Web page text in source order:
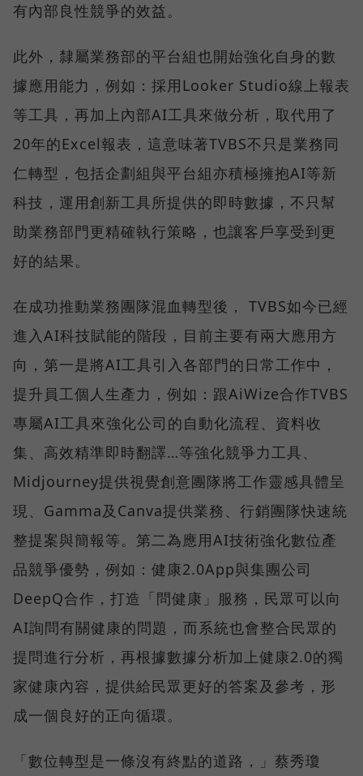
有內部良性競爭的效益。
此外，隸屬業務部的平台組也開始強化自身的數
據應用能力，例如：採用Looker Studio線上報表
等工具，再加上內部AI工具來做分析，取代用了
20年的Excel報表，這意味著TVBS不只是業務同
仁轉型，包括企劃組與平台組亦積極擁抱AI等新
科技，運用創新工具所提供的即時數據，不只幫
助業務部門更精確執行策略，也讓客戶享受到更
好的結果。
在成功推動業務團隊混血轉型後， TVBS如今已經
進入AI科技賦能的階段，目前主要有兩大應用方
向，第一是將AI工具引入各部門的日常工作中，
提升員工個人生產力，例如：跟AiWize合作TVBS
專屬AI工具來強化公司的自動化流程、資料收
集、高效精準即時翻譯…等強化競爭力工具、
Midjourney提供視覺創意團隊將工作靈感具體呈
現、Gamma及Canva提供業務、行銷團隊快速統
整提案與簡報等。第二為應用AI技術強化數位產
品競爭優勢，例如：健康2.0App與集團公司
DeepQ合作，打造「問健康」服務，民眾可以向
AI詢問有關健康的問題，而系統也會整合民眾的
提問進行分析，再根據數據分析加上健康2.0的獨
家健康內容，提供給民眾更好的答案及參考，形
成一個良好的正向循環。
「數位轉型是一條沒有終點的道路，」蔡秀瓊